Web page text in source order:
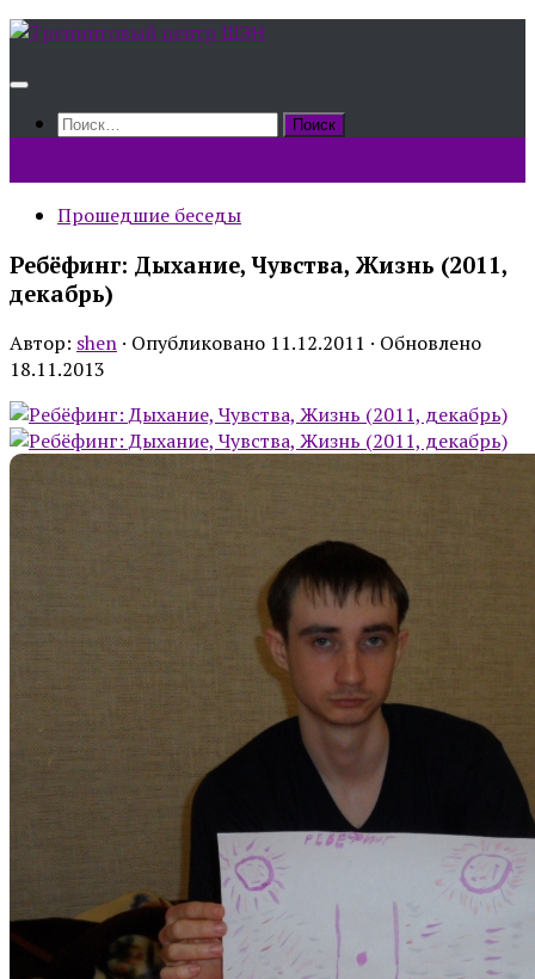
Skip
content
Найти:
Прошедшие беседы
Ребёфинг: Дыхание, Чувства, Жизнь (2011,
декабрь)
Автор: shen · Опубликовано 11.12.2011 · Обновлено
18.11.2013